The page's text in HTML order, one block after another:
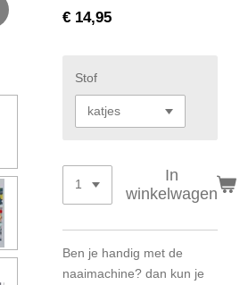
€ 14,95
Stof
In
winkelwagen
Ben je handig met de
naaimachine? dan kun je